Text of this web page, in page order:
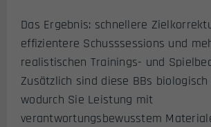
Das Ergebnis: schnellere
effizientere Schusssessions und
realistischen Trainings- und
Zusätzlich sind diese BBs biologisch
wodurch Sie Leistung mit
verantwortungsbewusstem